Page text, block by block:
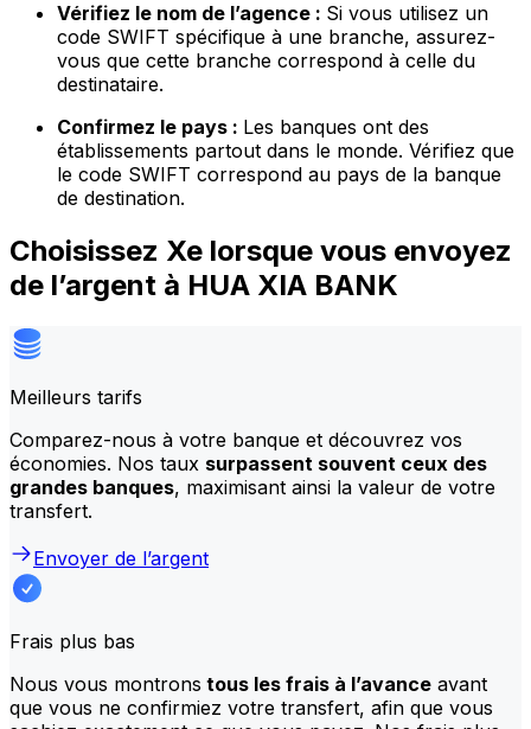
Vérifiez le nom de l’agence : Si vous utilisez un
code SWIFT spécifique à une branche, assurez-
vous que cette branche correspond à celle du
destinataire.
Confirmez le pays : Les banques ont des
établissements partout dans le monde. Vérifiez que
le code SWIFT correspond au pays de la banque
de destination.
Choisissez Xe lorsque vous envoyez
de l’argent à HUA XIA BANK
Meilleurs tarifs
Comparez-nous à votre banque et découvrez vos
économies. Nos taux surpassent souvent ceux des
grandes banques, maximisant ainsi la valeur de votre
transfert.
Envoyer de l’argent
Frais plus bas
Nous vous montrons tous les frais à l’avance avant
que vous ne confirmiez votre transfert, afin que vous